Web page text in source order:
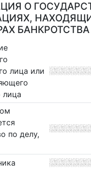
О
БАНКРОТСТВА
лица или
лица
по делу,